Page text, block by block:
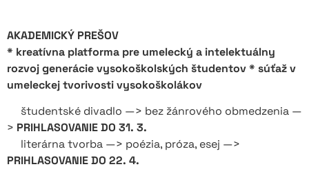
AKADEMICKÝ PREŠOV
* kreatívna platforma pre umelecký a intelektuálny
rozvoj generácie vysokoškolských študentov * súťaž v
umeleckej tvorivosti vysokoškolákov
študentské divadlo —> bez žánrového obmedzenia —
> PRIHLASOVANIE DO 31. 3.
literárna tvorba —> poézia, próza, esej —>
PRIHLASOVANIE DO 22. 4.